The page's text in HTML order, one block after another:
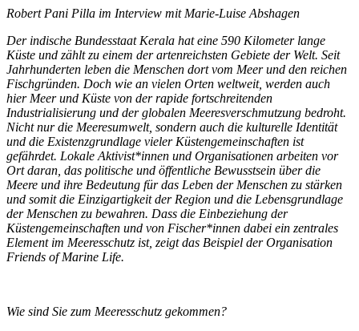
Robert Pani Pilla im Interview mit Marie-Luise Abshagen
Der indische Bundesstaat Kerala hat eine 590 Kilometer lange
Küste und zählt zu einem der artenreichsten Gebiete der Welt. Seit
Jahrhunderten leben die Menschen dort vom Meer und den reichen
Fischgründen. Doch wie an vielen Orten weltweit, werden auch
hier Meer und Küste von der rapide fortschreitenden
Industrialisierung und der globalen Meeresverschmutzung bedroht.
Nicht nur die Meeresumwelt, sondern auch die kulturelle Identität
und die Existenzgrundlage vieler Küstengemeinschaften ist
gefährdet. Lokale Aktivist*innen und Organisationen arbeiten vor
Ort daran, das politische und öffentliche Bewusstsein über die
Meere und ihre Bedeutung für das Leben der Menschen zu stärken
und somit die Einzigartigkeit der Region und die Lebensgrundlage
der Menschen zu bewahren. Dass die Einbeziehung der
Küstengemeinschaften und von Fischer*innen dabei ein zentrales
Element im Meeresschutz ist, zeigt das Beispiel der Organisation
Friends of Marine Life.
Wie sind Sie zum Meeresschutz gekommen?